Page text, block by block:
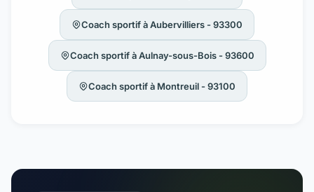
Coach sportif à Aubervilliers - 93300
Coach sportif à Aulnay-sous-Bois - 93600
Coach sportif à Montreuil - 93100